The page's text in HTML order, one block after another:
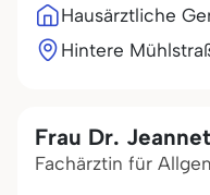
Hausärztliche
Hintere
Frau Dr.
Fachärztin für